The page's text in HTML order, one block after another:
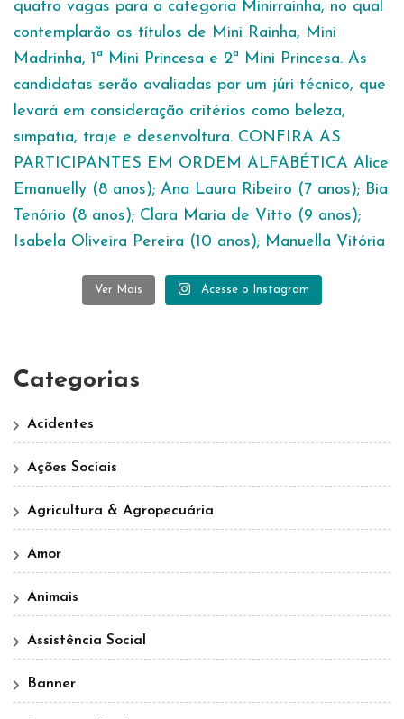
Ver Mais Acesse o Instagram
Categorias
Acidentes
Ações Sociais
Agricultura & Agropecuária
Amor
Animais
Assistência Social
Banner